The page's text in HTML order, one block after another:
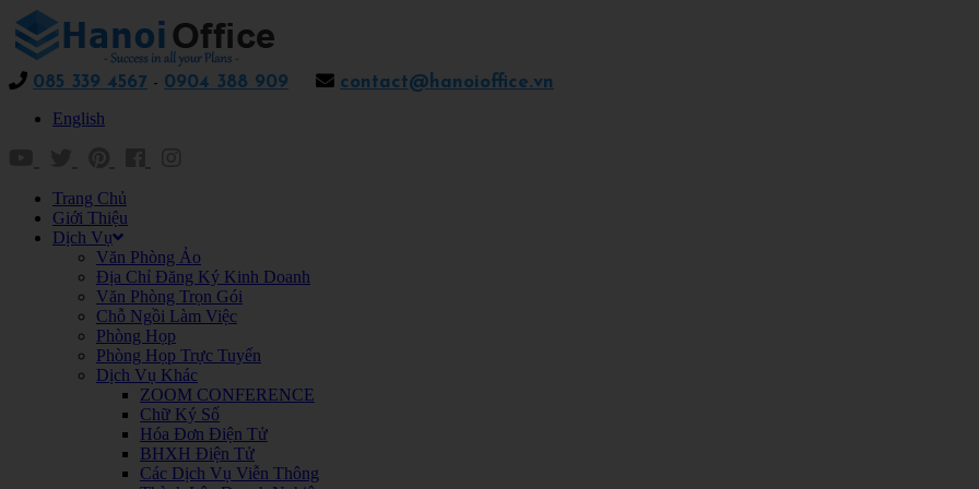
085 339 4567 - 0904 388 909
contact@hanoioffice.vn
English
Trang Chủ
Giới Thiệu
Dịch Vụ
Văn Phòng Ảo
Địa Chỉ Đăng Ký Kinh Doanh
Văn Phòng Trọn Gói
Chỗ Ngồi Làm Việc
Phòng Họp
Phòng Họp Trực Tuyến
Dịch Vụ Khác
ZOOM CONFERENCE
Chữ Ký Số
Hóa Đơn Điện Tử
BHXH Điện Tử
Các Dịch Vụ Viễn Thông